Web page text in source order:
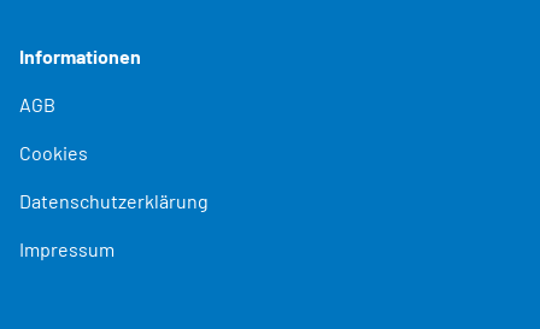
Informationen
AGB
Cookies
Datenschutzerklärung
Impressum